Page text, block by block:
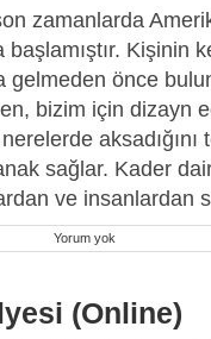
zamanlarda
başlamıştır. Kişinin
gelmeden önce
bizim için dizayn
aksadığını
sağlar. Kader
ve
Yorum yok
Yaşam
Life
Progression)
(Online)